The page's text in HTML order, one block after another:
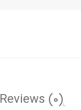
Reviews (0)